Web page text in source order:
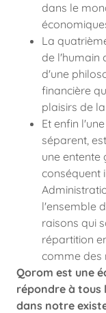
dans le
La
de l'humain
d'une
financière
plaisirs de la
Et enfin
séparent,
une
conséquent
l'ensemble
raisons qui
répartition
comme des
Qorom est une
répondre à tous
dans notre